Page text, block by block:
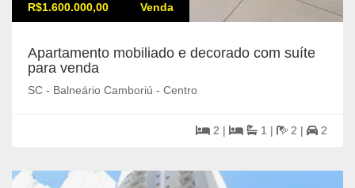
R$1.600.000,00 Venda
Apartamento mobiliado e decorado com suíte
para venda
SC - Balneário Camboriú - Centro
2 | 1 | 2 | 2